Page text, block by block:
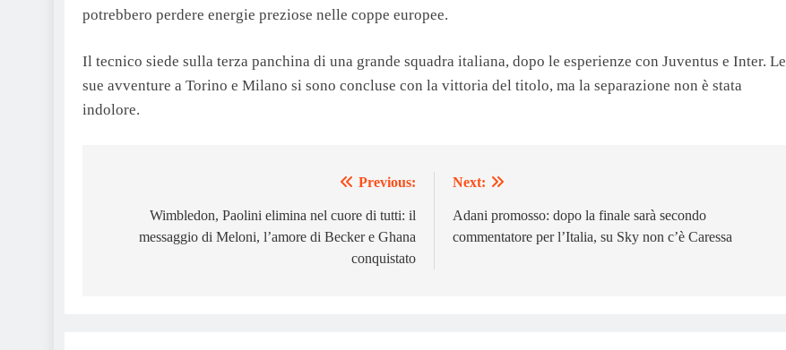
potrebbero perdere energie preziose nelle coppe europee.
Il tecnico siede sulla terza panchina di una grande squadra italiana, dopo le esperienze con Juventus e Inter. Le
sue avventure a Torino e Milano si sono concluse con la vittoria del titolo, ma la separazione non è stata
indolore.
navigation
Previous:
Wimbledon, Paolini elimina nel cuore di tutti: il
messaggio di Meloni, l’amore di Becker e Ghana
conquistato
Next:
Adani promosso: dopo la finale sarà secondo
commentatore per l’Italia, su Sky non c’è Caressa